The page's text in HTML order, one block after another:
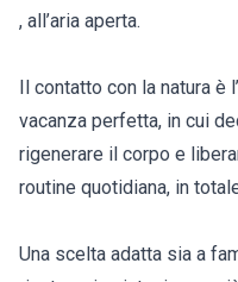
, all’aria aperta.
Il contatto con la natura è
vacanza perfetta, in cui
rigenerare il corpo e
routine quotidiana, in
Una scelta adatta sia a